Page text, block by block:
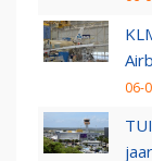
06-